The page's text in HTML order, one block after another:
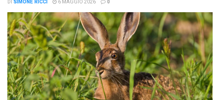
DI SIMONE RICCI 6 MAGGIO 2026 0